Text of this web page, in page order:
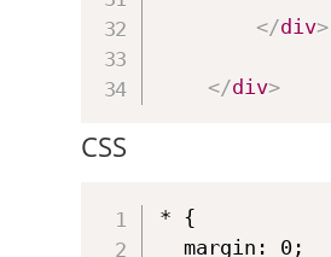
</div>
</div>
CSS
* {
  margin: 0;